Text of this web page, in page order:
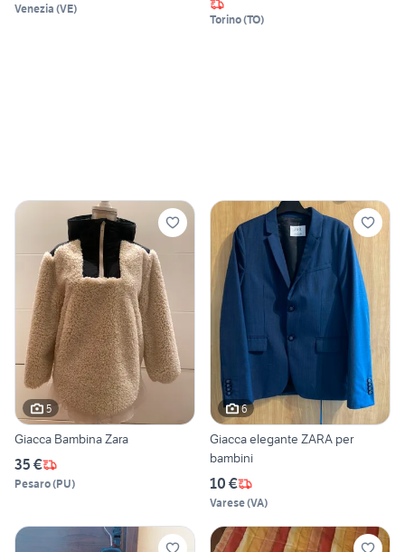
Venezia (VE)
Torino(TO)
5
Giacca Bambina Zara
35 €
Pesaro(PU)
6
Giacca elegante ZARA per
bambini
10 €
Varese(VA)